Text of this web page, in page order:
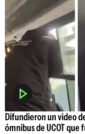
Difundieron un video
ómnibus de UCOT que